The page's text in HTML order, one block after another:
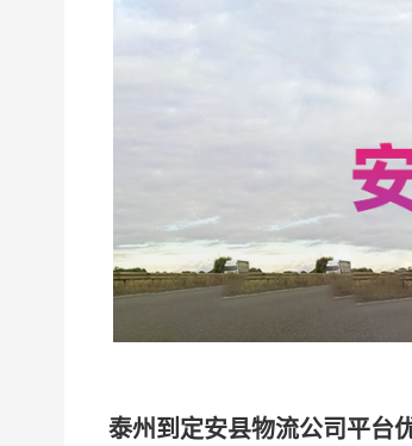
泰州到定安县物流公司平台